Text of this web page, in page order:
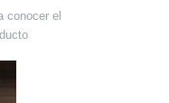
conocer el